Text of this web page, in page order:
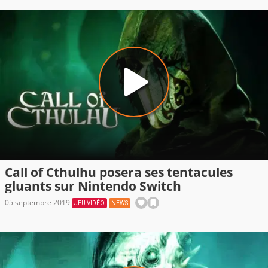
Call of Cthulhu posera ses tentacules
gluants sur Nintendo Switch
05 septembre 2019 JEU VIDÉO NEWS